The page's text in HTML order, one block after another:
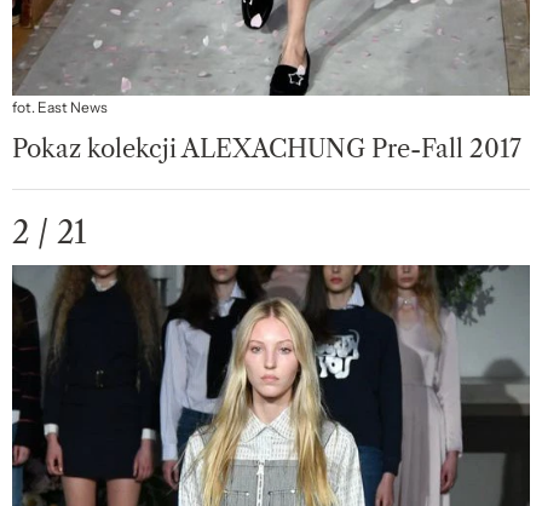
fot. East News
Pokaz kolekcji ALEXACHUNG Pre-Fall 2017
2 / 21